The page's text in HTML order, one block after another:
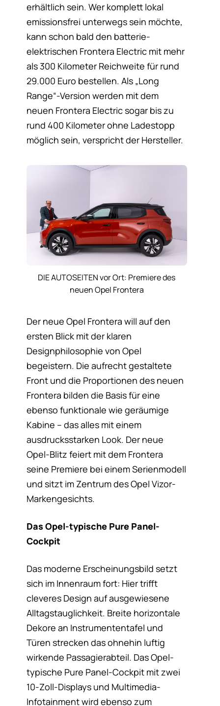
erhältlich sein. Wer komplett lokal
emissionsfrei unterwegs sein möchte,
kann schon bald den batterie-
elektrischen Frontera Electric mit mehr
als 300 Kilometer Reichweite für rund
29.000 Euro bestellen. Als „Long
Range“-Version werden mit dem
neuen Frontera Electric sogar bis zu
rund 400 Kilometer ohne Ladestopp
möglich sein, verspricht der Hersteller.
DIE AUTOSEITEN vor Ort: Premiere des
neuen Opel Frontera
Der neue Opel Frontera will auf den
ersten Blick mit der klaren
Designphilosophie von Opel
begeistern. Die aufrecht gestaltete
Front und die Proportionen des neuen
Frontera bilden die Basis für eine
ebenso funktionale wie geräumige
Kabine – das alles mit einem
ausdrucksstarken Look. Der neue
Opel-Blitz feiert mit dem Frontera
seine Premiere bei einem Serienmodell
und sitzt im Zentrum des Opel Vizor-
Markengesichts.
Das Opel-typische Pure Panel-
Cockpit
Das moderne Erscheinungsbild setzt
sich im Innenraum fort: Hier trifft
cleveres Design auf ausgewiesene
Alltagstauglichkeit. Breite horizontale
Dekore an Instrumententafel und
Türen strecken das ohnehin luftig
wirkende Passagierabteil. Das Opel-
typische Pure Panel-Cockpit mit zwei
10-Zoll-Displays und Multimedia-
Infotainment wird ebenso zum